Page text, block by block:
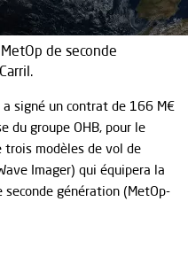
de seconde
a signé un contrat de 166 M€
du groupe OHB, pour le
modèles de vol de
Imager) qui équipera la
génération (MetOp-